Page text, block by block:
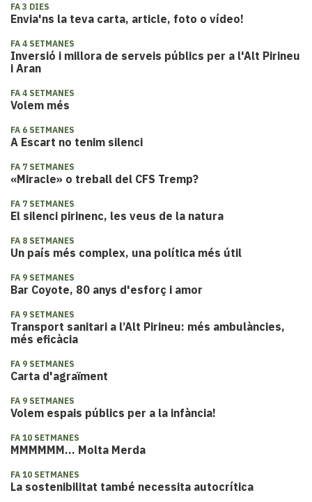
FA 3 DIES
Envia'ns la teva carta, article, foto o vídeo!
FA 4 SETMANES
Inversió i millora de serveis públics per a l'Alt Pirineu
i Aran
FA 4 SETMANES
Volem més
FA 6 SETMANES
A Escart no tenim silenci
FA 7 SETMANES
«Miracle» o treball del CFS Tremp?
FA 7 SETMANES
El silenci pirinenc, les veus de la natura
FA 8 SETMANES
Un país més complex, una política més útil
FA 9 SETMANES
Bar Coyote, 80 anys d'esforç i amor
FA 9 SETMANES
Transport sanitari a l’Alt Pirineu: més ambulàncies,
més eficàcia
FA 9 SETMANES
Carta d'agraïment
FA 9 SETMANES
Volem espais públics per a la infància!
FA 10 SETMANES
MMMMMM... Molta Merda
FA 10 SETMANES
La sostenibilitat també necessita autocrítica